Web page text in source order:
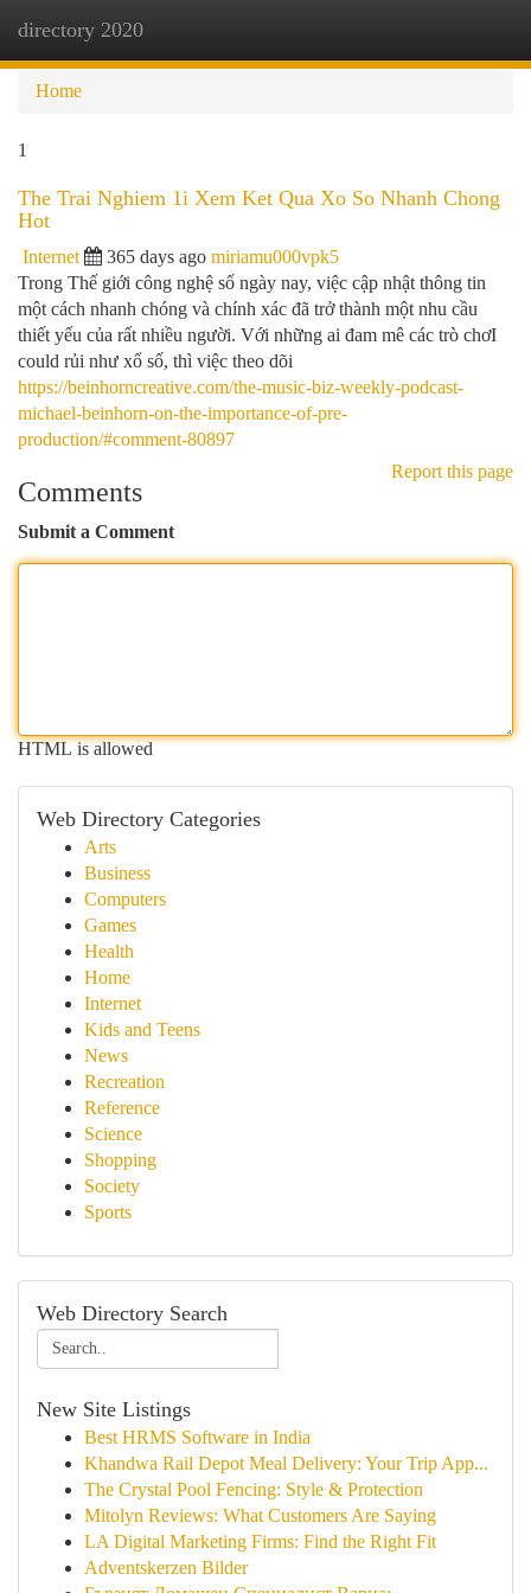
directory 2020
Home
1
The Trai Nghiem 1i Xem Ket Qua Xo So Nhanh Chong
Hot
Internet 365 days ago miriamu000vpk5
Trong Thế giới công nghệ số ngày nay, việc cập nhật thông tin
một cách nhanh chóng và chính xác đã trở thành một nhu cầu
thiết yếu của rất nhiều người. Với những ai đam mê các trò chơI
could rủi như xổ số, thì việc theo dõi
https://beinhorncreative.com/the-music-biz-weekly-podcast-
michael-beinhorn-on-the-importance-of-pre-
production/#comment-80897
Report this page
Comments
Submit a Comment
HTML is allowed
Web Directory Categories
Arts
Business
Computers
Games
Health
Home
Internet
Kids and Teens
News
Recreation
Reference
Science
Shopping
Society
Sports
Web Directory Search
New Site Listings
Best HRMS Software in India
Khandwa Rail Depot Meal Delivery: Your Trip App...
The Crystal Pool Fencing: Style & Protection
Mitolyn Reviews: What Customers Are Saying
LA Digital Marketing Firms: Find the Right Fit
Adventskerzen Bilder